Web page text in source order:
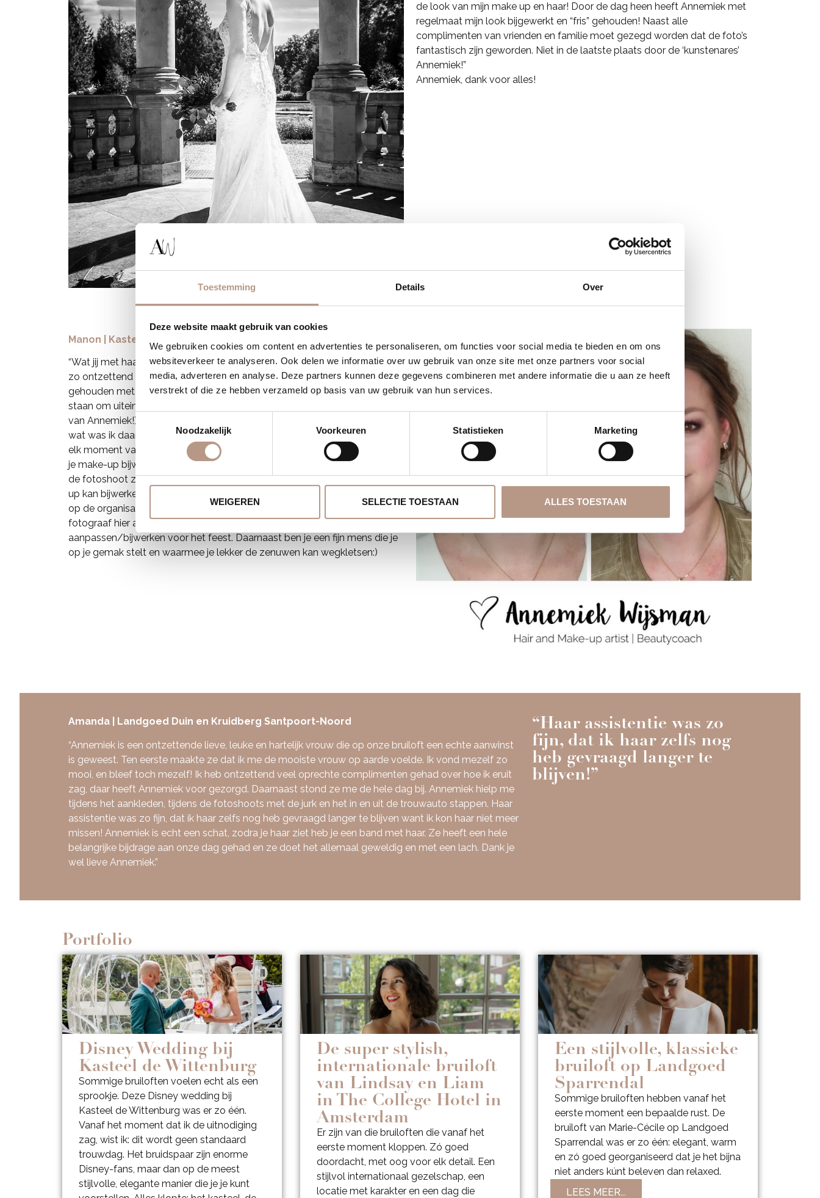
Toestemming Details Over
Deze website maakt gebruik van cookies
We gebruiken cookies om content en advertenties te personaliseren, om functies voor social media te bieden en om ons
websiteverkeer te analyseren. Ook delen we informatie over uw gebruik van onze site met onze partners voor social
media, adverteren en analyse. Deze partners kunnen deze gegevens combineren met andere informatie die u aan ze heeft
verstrekt of die ze hebben verzameld op basis van uw gebruik van hun services.
Toestemmingsselectie
Noodzakelijk
Voorkeuren Statistieken Marketing
WEIGEREN SELECTIE TOESTAAN ALLES TOESTAAN
de look van mijn make up en haar! Door de dag heen heeft Annemiek met
regelmaat mijn look bijgewerkt en “fris” gehouden! Naast alle
complimenten van vrienden en familie moet gezegd worden dat de foto’s
fantastisch zijn geworden. Niet in de laatste plaats door de ‘kunstenares’
Annemiek!”
Annemiek, dank voor alles!
Manon | Kasteel Wijenburg Echteld
“Wat jij met haar en make-up kan is echt fantastisch! Ik heb me, dankzij jou,
zo ontzettend mooi gevoeld! Tijdens de proefsessie heb je rekening
gehouden met mijn wensen maar zag je ook direct wat mij het best zou
staan om uiteindelijk de mooiste versie van mezelf te creëren (het motto
van Annemiek!). Ik heb er voor gekozen dat je er de gehele dag bij was, en
wat was ik daar blij mee! Ik kan dit iedereen aanraden omdat je er dan op
elk moment van de dag prachtig uitziet. Zo kan Annemiek op deze manier
je make-up bijwerken na een emotionele ceremonie:), gaat ze mee tijdens
de fotoshoot zodat ze je jurk goed kan leggen maar ook je haar en make-
up kan bijwerken (hierdoor kunnen de ceremoniemeesters zich focussen
op de organisatie van de rest van de dag en daarnaast heeft niet iedere
fotograaf hier aandacht voor) en kan ze eventueel ook je look
aanpassen/bijwerken voor het feest. Daarnaast ben je een fijn mens die je
op je gemak stelt en waarmee je lekker de zenuwen kan wegkletsen:)
Amanda | Landgoed Duin en Kruidberg Santpoort-Noord
“Annemiek is een ontzettende lieve, leuke en hartelijk vrouw die op onze bruiloft een echte aanwinst
is geweest. Ten eerste maakte ze dat ik me de mooiste vrouw op aarde voelde. Ik vond mezelf zo
mooi, en bleef toch mezelf! Ik heb ontzettend veel oprechte complimenten gehad over hoe ik eruit
zag, daar heeft Annemiek voor gezorgd. Daarnaast stond ze me de hele dag bij. Annemiek hielp me
tijdens het aankleden, tijdens de fotoshoots met de jurk en het in en uit de trouwauto stappen. Haar
assistentie was zo fijn, dat ik haar zelfs nog heb gevraagd langer te blijven want ik kon haar niet meer
missen! Annemiek is echt een schat, zodra je haar ziet heb je een band met haar. Ze heeft een hele
belangrijke bijdrage aan onze dag gehad en ze doet het allemaal geweldig en met een lach. Dank je
wel lieve Annemiek.”
“Haar assistentie was zo
fijn, dat ik haar zelfs nog
heb gevraagd langer te
blijven!”
Portfolio
Disney Wedding bij
Kasteel de Wittenburg
Sommige bruiloften voelen echt als een
sprookje. Deze Disney wedding bij
Kasteel de Wittenburg was er zo één.
Vanaf het moment dat ik de uitnodiging
zag, wist ik: dit wordt geen standaard
trouwdag. Het bruidspaar zijn enorme
Disney-fans, maar dan op de meest
stijlvolle, elegante manier die je je kunt
De super stylish,
internationale bruiloft
van Lindsay en Liam
in The College Hotel in
Amsterdam
Er zijn van die bruiloften die vanaf het
eerste moment kloppen. Zó goed
doordacht, met oog voor elk detail. Een
stijlvol internationaal gezelschap, een
locatie met karakter en een dag die
Een stijlvolle, klassieke
bruiloft op Landgoed
Sparrendal
Sommige bruiloften hebben vanaf het
eerste moment een bepaalde rust. De
bruiloft van Marie-Cécile op Landgoed
Sparrendal was er zo één: elegant, warm
en zó goed georganiseerd dat je het bijna
niet anders kúnt beleven dan relaxed.
LEES MEER...